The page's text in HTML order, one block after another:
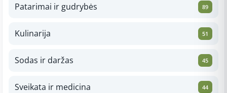
Patarimai ir gudrybės 89
Kulinarija 51
Sodas ir daržas 45
Sveikata ir medicina 44